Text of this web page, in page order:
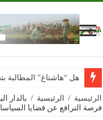
هل “هاشتاغ” المطالبة
الرئيسية / الرئيسية / بالدار
فرصة الترافع عن قضايا